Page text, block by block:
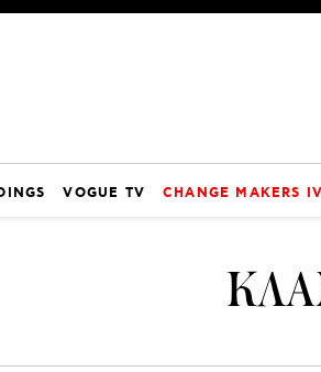
VOGUE TV CHANGE MAKERS IV